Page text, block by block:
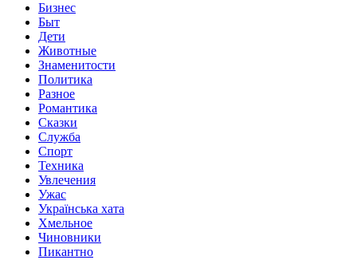
Бизнес
Быт
Дети
Животные
Знаменитости
Политика
Разное
Романтика
Сказки
Служба
Спорт
Техника
Увлечения
Ужас
Українська хата
Хмельное
Чиновники
Пикантно